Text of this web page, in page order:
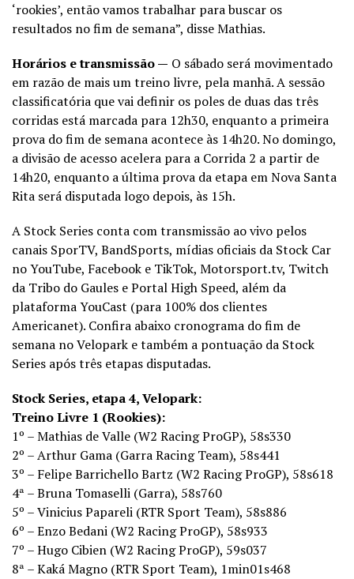
‘rookies’, então vamos trabalhar para buscar os
resultados no fim de semana”, disse Mathias.
Horários e transmissão — O sábado será movimentado
em razão de mais um treino livre, pela manhã. A sessão
classificatória que vai definir os poles de duas das três
corridas está marcada para 12h30, enquanto a primeira
prova do fim de semana acontece às 14h20. No domingo,
a divisão de acesso acelera para a Corrida 2 a partir de
14h20, enquanto a última prova da etapa em Nova Santa
Rita será disputada logo depois, às 15h.
A Stock Series conta com transmissão ao vivo pelos
canais SporTV, BandSports, mídias oficiais da Stock Car
no YouTube, Facebook e TikTok, Motorsport.tv, Twitch
da Tribo do Gaules e Portal High Speed, além da
plataforma YouCast (para 100% dos clientes
Americanet). Confira abaixo cronograma do fim de
semana no Velopark e também a pontuação da Stock
Series após três etapas disputadas.
Stock Series, etapa 4, Velopark:
Treino Livre 1 (Rookies):
1º – Mathias de Valle (W2 Racing ProGP), 58s330
2º – Arthur Gama (Garra Racing Team), 58s441
3º – Felipe Barrichello Bartz (W2 Racing ProGP), 58s618
4ª – Bruna Tomaselli (Garra), 58s760
5º – Vinicius Papareli (RTR Sport Team), 58s886
6º – Enzo Bedani (W2 Racing ProGP), 58s933
7º – Hugo Cibien (W2 Racing ProGP), 59s037
8ª – Kaká Magno (RTR Sport Team), 1min01s468